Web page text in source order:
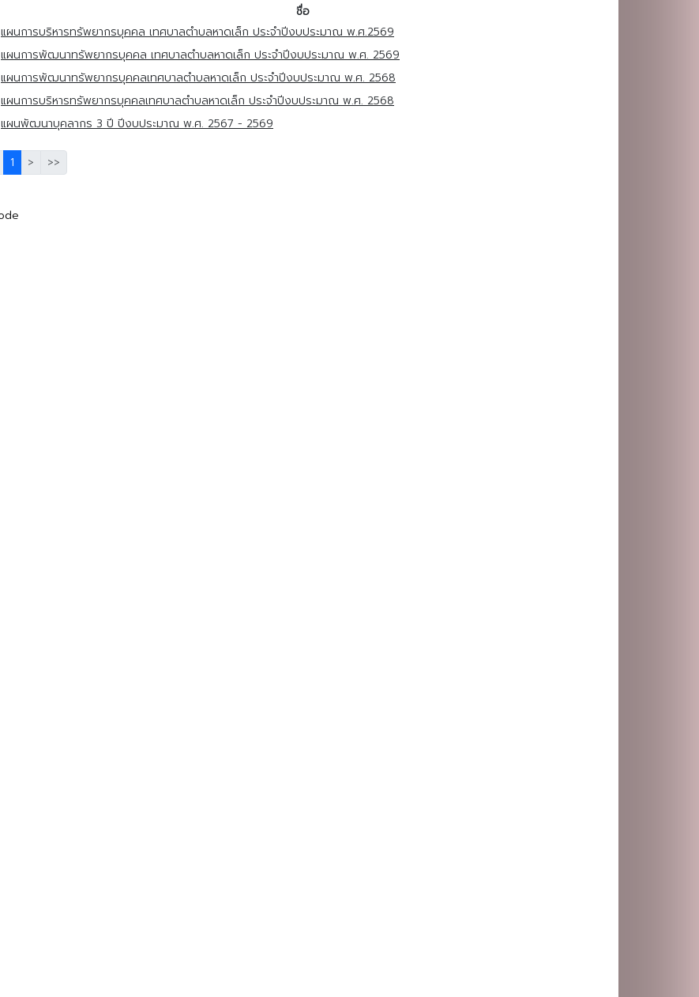
ชื่อ
แผนการบริหารทรัพยากรบุคคล เทศบาลตำบลหาดเล็ก ประจำปีงบประมาณ พ.ศ.2569
แผนการพัฒนาทรัพยากรบุคคล เทศบาลตำบลหาดเล็ก ประจำปีงบประมาณ พ.ศ. 2569
แผนการพัฒนาทรัพยากรบุคคลเทศบาลตำบลหาดเล็ก ประจำปีงบประมาณ พ.ศ. 2568
แผนการบริหารทรัพยากรบุคคลเทศบาลตำบลหาดเล็ก ประจำปีงบประมาณ พ.ศ. 2568
แผนพัฒนาบุคลากร 3 ปี ปีงบประมาณ พ.ศ. 2567 - 2569
1 > >>